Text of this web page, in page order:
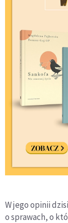
W jego opinii
o sprawach, o